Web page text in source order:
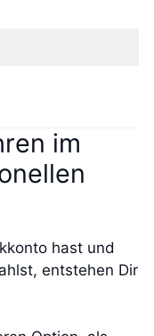
im
hast und
entstehen Dir